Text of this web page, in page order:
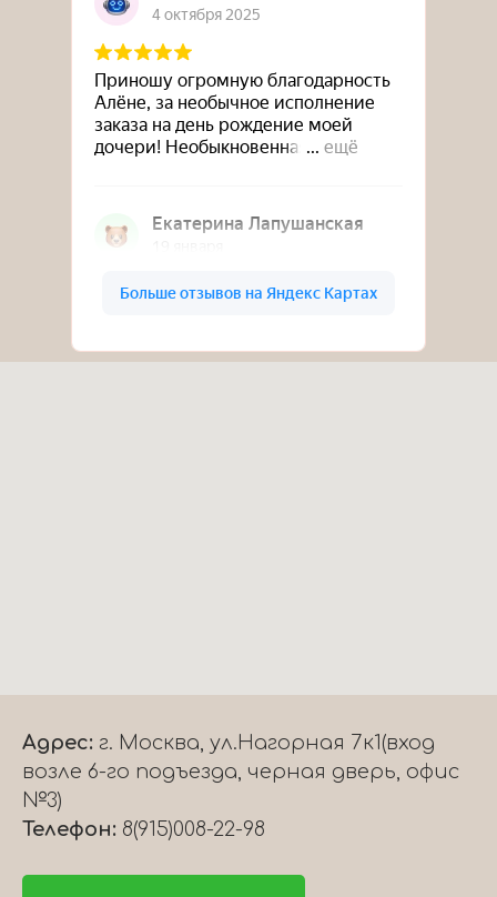
Адрес: г. Москва, ул.Нагорная 7к1(вход
возле 6-го подъезда, черная дверь, офис
№3)
Телефон: 8(915)008-22-98